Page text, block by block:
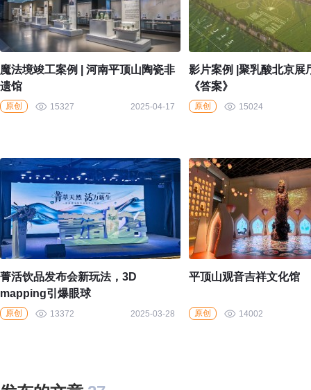
魔法境竣工案例 | 河南平顶山陶瓷非
遗馆
原创 15327 2025-04-17
影片案例 |聚乳酸北京展
《答案》
原创 15024
菁活饮品发布会新玩法，3D
mapping引爆眼球
原创 13372 2025-03-28
平顶山观音吉祥文化馆
原创 14002